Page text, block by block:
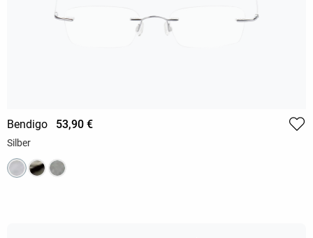
Bendigo 53,90 €
Silber